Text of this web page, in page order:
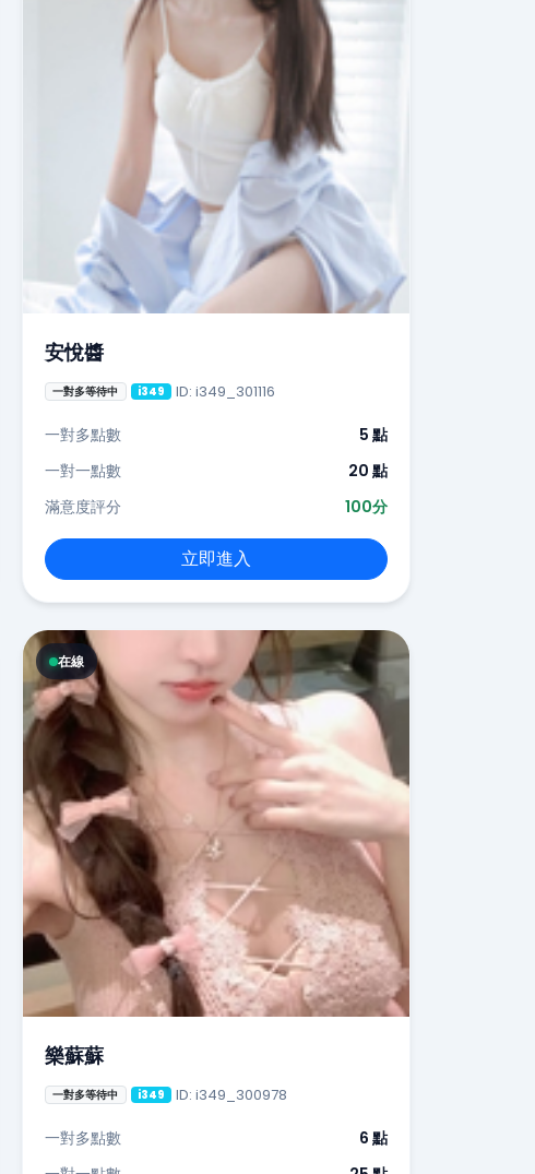
安悅醬
一對多等待中 i349 ID: i349_301116
一對多點數
5 點
一對一點數
20 點
滿意度評分
100分
立即進入
在線
樂蘇蘇
一對多等待中 i349 ID: i349_300978
一對多點數
6 點